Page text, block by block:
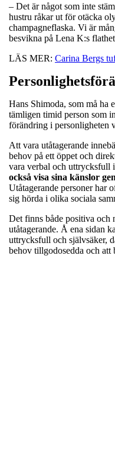
– Det är något som inte
hustru råkar ut för otäcka
champagneflaska. Vi är
besvikna på Lena K:s
LÄS MER: Carina Bergs
Hans Shimoda, som må ha
tämligen timid person som
förändring i personligheten
Att vara utåtagerande
behov på ett öppet och
vara verbal och uttrycksfull
också visa sina känslor
Utåtagerande personer har
sig hörda i olika sociala
Det finns både positiva och
utåtagerande. Å ena sidan
uttrycksfull och självsäker,
behov tillgodosedda och att